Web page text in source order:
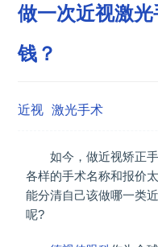
做一次近视激
钱？
近视 激光手术
如今，做近视矫正手
各样的手术名称和报价
能分清自己该做哪一类
呢?